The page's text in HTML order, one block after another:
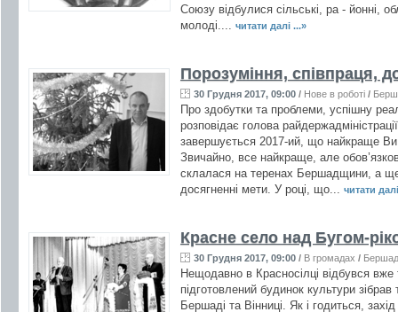
Союзу відбулися сільські, ра - йонні,
молоді.... читати далі ...»
Порозуміння, співпраця,
30 Грудня 2017, 09:00 / Нове в роботі /
Про здобутки та проблеми, успішну
розповідає голова
завершується 2017-ий, що найкраще Ви
Звичайно, все найкраще, але
склалася на теренах Бершадщини, а ще
досягненні мети. У році, що... читати
Красне село над Бугом-
30 Грудня 2017, 09:00 / В громадах /
Нещодавно в Красносілці відбувся
підготовлений будинок культури зібрав
Бершаді та Вінниці. Як і годиться,